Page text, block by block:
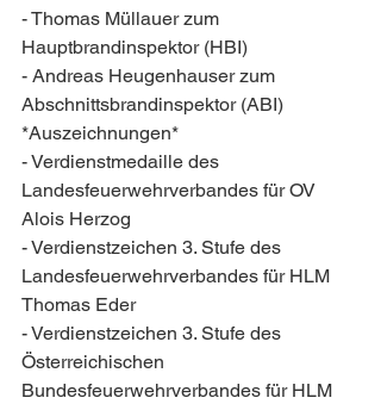
- Thomas Müllauer zum
Hauptbrandinspektor (HBI)
- Andreas Heugenhauser zum
Abschnittsbrandinspektor (ABI)
*Auszeichnungen*
- Verdienstmedaille des
Landesfeuerwehrverbandes für OV
Alois Herzog
- Verdienstzeichen 3. Stufe des
Landesfeuerwehrverbandes für HLM
Thomas Eder
- Verdienstzeichen 3. Stufe des
Österreichischen
Bundesfeuerwehrverbandes für HLM